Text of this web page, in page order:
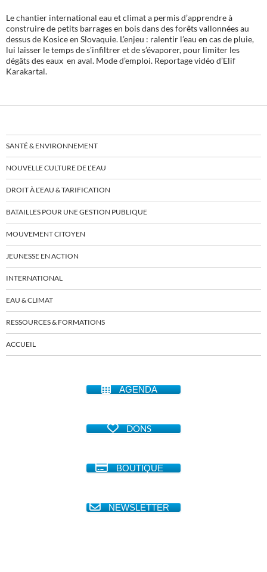
Le chantier international eau et climat a permis d’apprendre à
construire de petits barrages en bois dans des forêts vallonnées au
dessus de Kosice en Slovaquie. L’enjeu : ralentir l’eau en cas de pluie,
lui laisser le temps de s’infiltrer et de s’évaporer, pour limiter les
dégâts des eaux en aval. Mode d’emploi. Reportage vidéo d’Elif
Karakartal.
SANTÉ & ENVIRONNEMENT
NOUVELLE CULTURE DE L’EAU
DROIT À L’EAU & TARIFICATION
BATAILLES POUR UNE GESTION PUBLIQUE
MOUVEMENT CITOYEN
JEUNESSE EN ACTION
INTERNATIONAL
EAU & CLIMAT
RESSOURCES & FORMATIONS
ACCUEIL
AGENDA
DONS
BOUTIQUE
NEWSLETTER